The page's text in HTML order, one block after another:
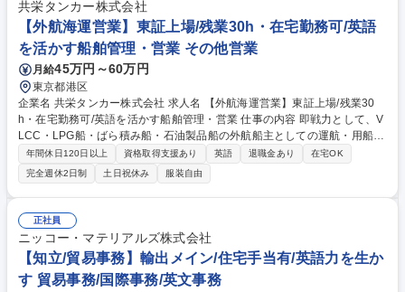
た製品を押す等、動く事務作業も発生します。 募集職種 座間市【精密装
置メーカーの貿易事務】海外と技術をつなぐ/年数回の海外出張有
共栄タンカー株式会社
【外航海運営業】東証上場/残業30h・在宅勤務可/英語
を活かす船舶管理・営業 その他営業
月給45万円～60万円
東京都港区
企業名 共栄タンカー株式会社 求人名 【外航海運営業】東証上場/残業30
h・在宅勤務可/英語を活かす船舶管理・営業 仕事の内容 即戦力として、V
LCC・LPG船・ばら積み船・石油製品船の外航船主としての運航・用船・
プロジェクト・保険業務全般をお任せします。 ・運航：顧客対応、 動静
及び運航コスト管理、船舶管理部門（社内外・国内外）との連携等 ・用
船：用船契約管理（新規・更改・修正等）及び顧客との交渉、用船マーケ
ット調査・分析等 ・プロジェクト：新造船建造、中古船売買、関連するマ
ーケット調査・分析等 ・保険：各種船舶保険（P&I含む）に関する実務対
応、契約管理、保険会社との交渉等 募集職種 【外航海運営業】東証上場/
残業30h・在宅勤務可/英語を活かす船舶管理・営業
年間休日120日以上 資格取得支援あり 英語 退職金あり
在宅OK
完全週休2日制
土日祝休み 服装自由
正社員
ニッコー・マテリアルズ株式会社
【知立/貿易事務】輸出メイン/住宅手当有/英語力を生か
す 貿易事務/国際事務/英文事務